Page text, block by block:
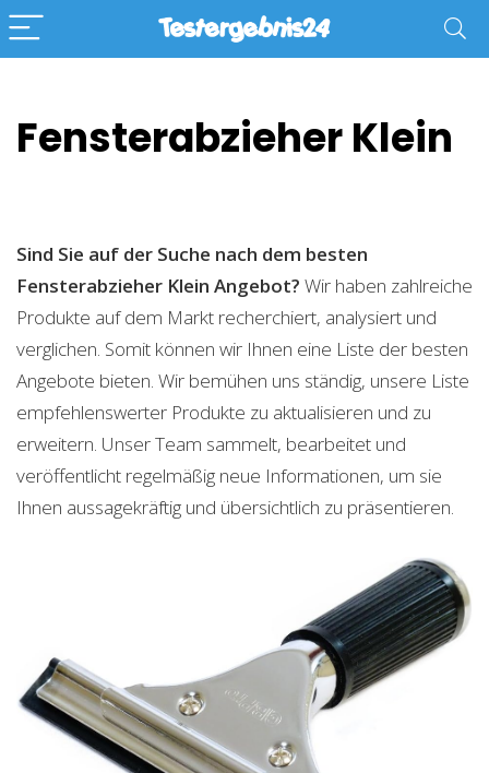
Fensterabzieher Klein
Sind Sie auf der Suche nach dem besten
Fensterabzieher Klein Angebot? Wir haben zahlreiche
Produkte auf dem Markt recherchiert, analysiert und
verglichen. Somit können wir Ihnen eine Liste der besten
Angebote bieten. Wir bemühen uns ständig, unsere Liste
empfehlenswerter Produkte zu aktualisieren und zu
erweitern. Unser Team sammelt, bearbeitet und
veröffentlicht regelmäßig neue Informationen, um sie
Ihnen aussagekräftig und übersichtlich zu präsentieren.